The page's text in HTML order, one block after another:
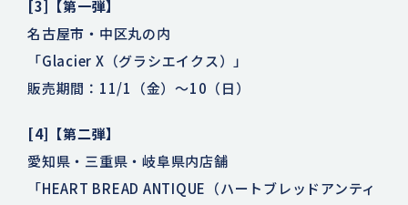
[3]【第一弾】
名古屋市・中区丸の内
「Glacier X（グラシエイクス）」
販売期間：11/1（金）～10（日）
[4]【第二弾】
愛知県・三重県・岐阜県内店舗
「HEART BREAD ANTIQUE（ハートブレッドアンティ